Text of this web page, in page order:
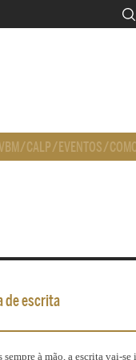
/CALP/ EVENTOS/
de escrita
à mão, a escrita vai-